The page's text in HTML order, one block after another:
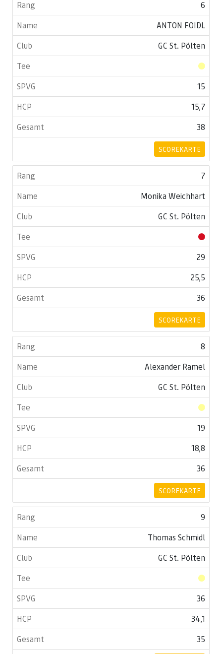
6
ANTON FOIDL
GC St. Pölten
15
15,7
38
SCOREKARTE
7
Monika Weichhart
GC St. Pölten
29
25,5
36
SCOREKARTE
8
Alexander Ramel
GC St. Pölten
19
18,8
36
SCOREKARTE
9
Thomas Schmidl
GC St. Pölten
36
34,1
35